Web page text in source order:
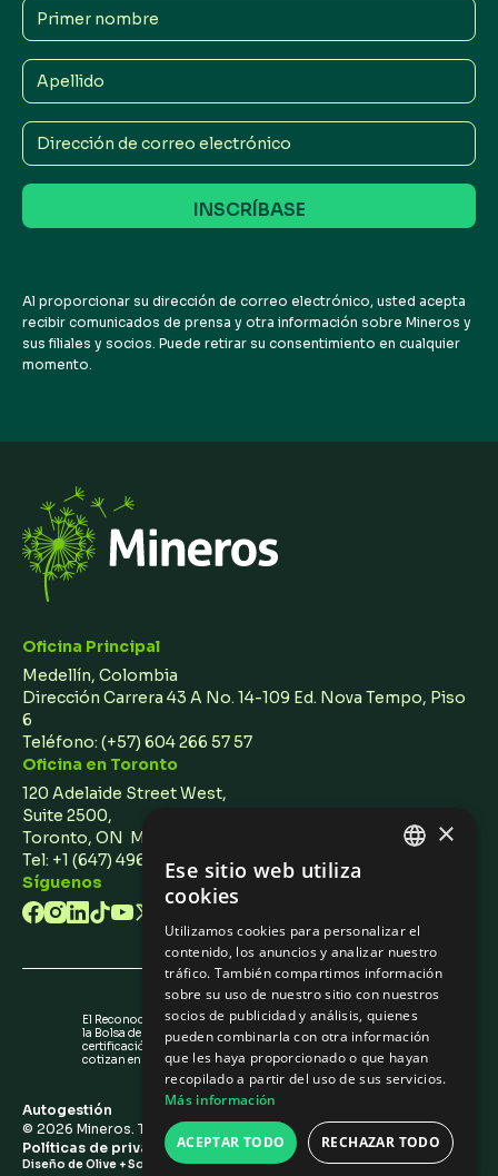
Primer
nombre
Apellido
Dirección
de
correo
electrónico
Al proporcionar su dirección de correo electrónico, usted acepta
recibir comunicados de prensa y otra información sobre Mineros y
sus filiales y socios. Puede retirar su consentimiento en cualquier
momento.
Oficina Principal
Medellín, Colombia
Dirección Carrera 43 A No. 14-109 Ed. Nova Tempo, Piso
6
Teléfono: (+57) 604 266 57 57
Oficina en Toronto
120 Adelaide Street West,
Suite 2500,
Toronto, ON M5H 1T1 Canada
Tel: +1 (647) 496 3011
Síguenos
El Reconocimiento de Emisores (IR) otorgado por
la Bolsa de Valores de Colombia no es una
certificación sobre la calidad de los valores que
cotizan en la BVC ni sobre la solvencia del emisor.
Autogestión
© 2026 Mineros. Todos los derechos reservados.
Configuración de Cookies
/
Políticas de privacidad
Diseño de Olive + Soy
×
Ese sitio web utiliza
cookies
Utilizamos cookies para personalizar el
contenido, los anuncios y analizar nuestro
tráfico. También compartimos información
sobre su uso de nuestro sitio con nuestros
socios de publicidad y análisis, quienes
pueden combinarla con otra información
que les haya proporcionado o que hayan
recopilado a partir del uso de sus servicios.
Más información
ACEPTAR TODO RECHAZAR TODO